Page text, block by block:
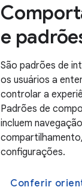
e
São padrões de
os usuários a
controlar a
Padrões de
incluem
configurações.
Conferir